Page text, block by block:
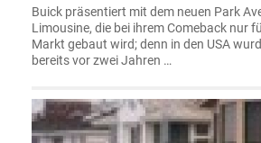
Buick präsentiert mit dem neuen Park
Limousine, die bei ihrem Comeback nur
Markt gebaut wird; denn in den USA
bereits vor zwei Jahren …